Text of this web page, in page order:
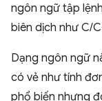
ngôn ngữ tập
biên dịch như C/
Dạng ngôn ngữ
có vẻ như tính
phổ biến nhưng